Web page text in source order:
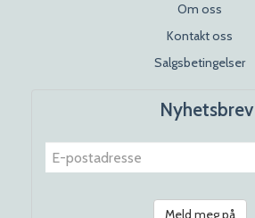
Om oss
Kontakt oss
Salgsbetingelser
Nyhetsbrev
Meld meg på